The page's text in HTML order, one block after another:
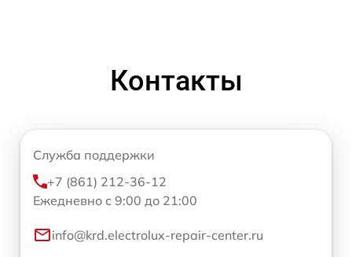
Контакты
Служба поддержки
+7 (861) 212-36-12
Ежедневно с 9:00 до 21:00
info@krd.electrolux-repair-center.ru